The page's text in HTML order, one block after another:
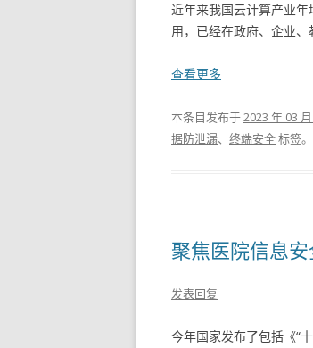
近年来我国云计算产业
用，已经在政府、企业
查看更多
本条目发布于2023 年 03
据防泄漏、 终端安全标签。
聚焦医院信息
发表回复
今年国家发布了包括《“